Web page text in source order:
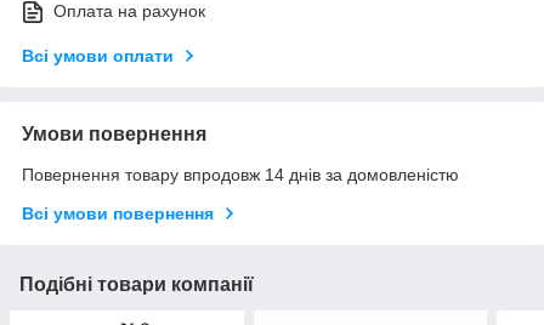
Оплата на рахунок
Всі умови оплати
Умови повернення
Повернення товару впродовж 14 днів за домовленістю
Всі умови повернення
Подібні товари компанії